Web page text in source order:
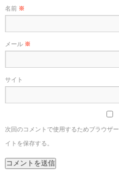
名前 ※
メール ※
サイト
次回のコメントで使用するためブラウザ
イトを保存する。